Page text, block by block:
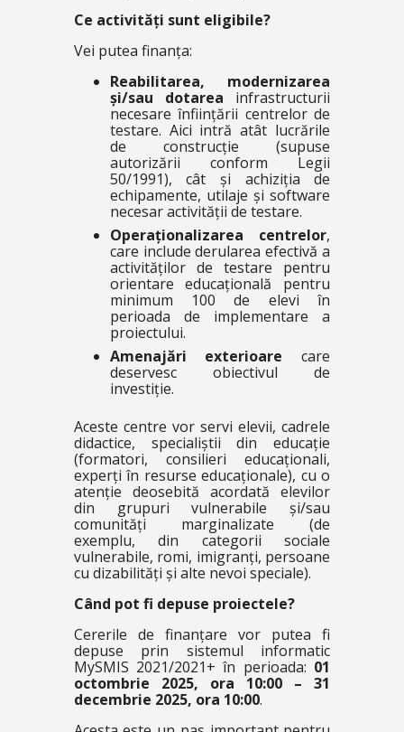
Ce activități sunt eligibile?
Vei putea finanța:
Reabilitarea, modernizarea
și/sau dotarea infrastructurii
necesare înființării centrelor de
testare. Aici intră atât lucrările
de construcție (supuse
autorizării conform Legii
50/1991), cât și achiziția de
echipamente, utilaje și software
necesar activității de testare.
Operaționalizarea centrelor,
care include derularea efectivă a
activităților de testare pentru
orientare educațională pentru
minimum 100 de elevi în
perioada de implementare a
proiectului.
Amenajări exterioare care
deservesc obiectivul de
investiție.
Aceste centre vor servi elevii, cadrele
didactice, specialiștii din educație
(formatori, consilieri educaționali,
experți în resurse educaționale), cu o
atenție deosebită acordată elevilor
din grupuri vulnerabile și/sau
comunități marginalizate (de
exemplu, din categorii sociale
vulnerabile, romi, imigranți, persoane
cu dizabilități și alte nevoi speciale).
Când pot fi depuse proiectele?
Cererile de finanțare vor putea fi
depuse prin sistemul informatic
MySMIS 2021/2021+ în perioada: 01
octombrie 2025, ora 10:00 – 31
decembrie 2025, ora 10:00.